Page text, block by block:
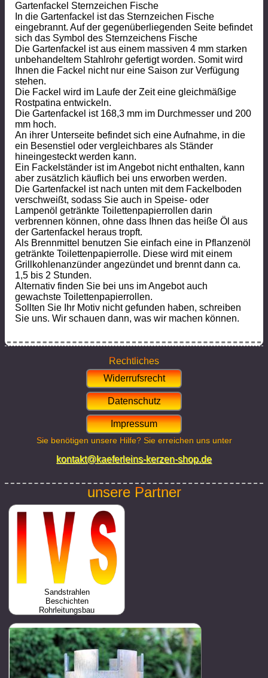
Gartenfackel Sternzeichen Fische
In die Gartenfackel ist das Sternzeichen Fische
eingebrannt. Auf der gegenüberliegenden Seite befindet
sich das Symbol des Sternzeichens Fische
Die Gartenfackel ist aus einem massiven 4 mm starken
unbehandeltem Stahlrohr gefertigt worden. Somit wird
Ihnen die Fackel nicht nur eine Saison zur Verfügung
stehen.
Die Fackel wird im Laufe der Zeit eine gleichmäßige
Rostpatina entwickeln.
Die Gartenfackel ist 168,3 mm im Durchmesser und 200
mm hoch.
An ihrer Unterseite befindet sich eine Aufnahme, in die
ein Besenstiel oder vergleichbares als Ständer
hineingesteckt werden kann.
Ein Fackelständer ist im Angebot nicht enthalten, kann
aber zusätzlich käuflich bei uns erworben werden.
Die Gartenfackel ist nach unten mit dem Fackelboden
verschweißt, sodass Sie auch in Speise- oder
Lampenöl getränkte Toilettenpapierrollen darin
verbrennen können, ohne dass Ihnen das heiße Öl aus
der Gartenfackel heraus tropft.
Als Brennmittel benutzen Sie einfach eine in Pflanzenöl
getränkte Toilettenpapierrolle. Diese wird mit einem
Grillkohlenanzünder angezündet und brennt dann ca.
1,5 bis 2 Stunden.
Alternativ finden Sie bei uns im Angebot auch
gewachste Toilettenpapierrollen.
Sollten Sie Ihr Motiv nicht gefunden haben, schreiben
Sie uns. Wir schauen dann, was wir machen können.
Rechtliches
Widerrufsrecht
Datenschutz
Impressum
Sie benötigen unsere Hilfe? Sie erreichen uns unter
kontakt@kaeferleins-kerzen-shop.de
unsere Partner
Sandstrahlen
Beschichten
Rohrleitungsbau